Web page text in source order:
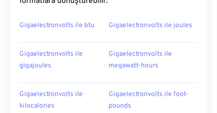
Gigaelectronvolts ile btu Gigaelectronvolts ile joules
Gigaelectronvolts ile
gigajoules
Gigaelectronvolts ile
megawatt-hours
Gigaelectronvolts ile
kilocalories
Gigaelectronvolts ile foot-
pounds